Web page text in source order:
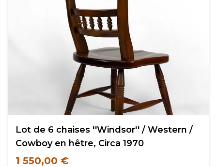
Lot de 6 chaises ''Windsor'' / Western /
Cowboy en hêtre, Circa 1970
1 550,00 €